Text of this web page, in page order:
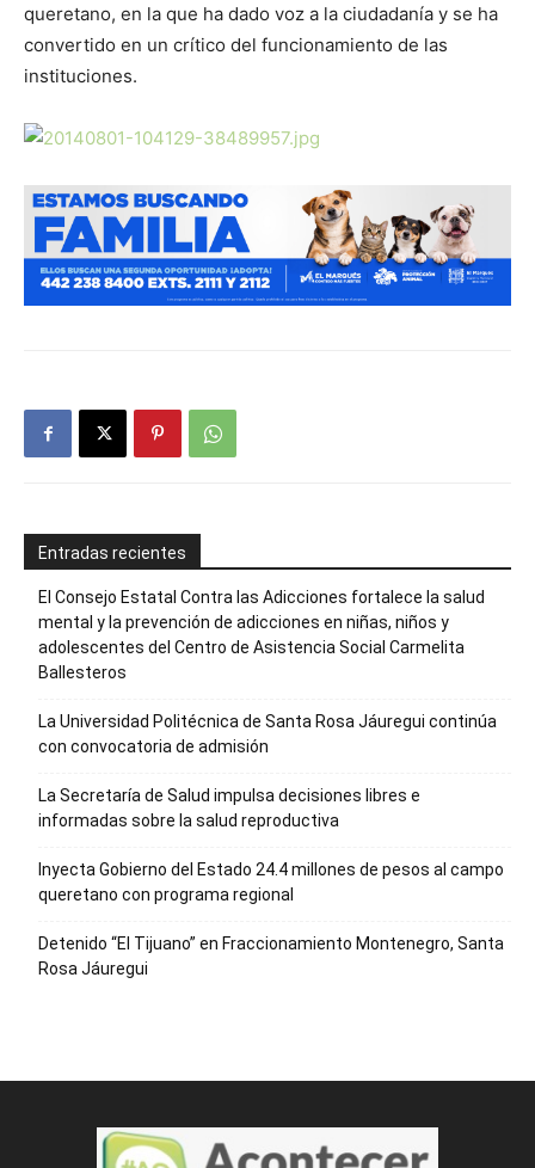
queretano, en la que ha dado voz a la ciudadanía y se ha
convertido en un crítico del funcionamiento de las
instituciones.
Entradas recientes
El Consejo Estatal Contra las Adicciones fortalece la salud
mental y la prevención de adicciones en niñas, niños y
adolescentes del Centro de Asistencia Social Carmelita
Ballesteros
La Universidad Politécnica de Santa Rosa Jáuregui continúa
con convocatoria de admisión
La Secretaría de Salud impulsa decisiones libres e
informadas sobre la salud reproductiva
Inyecta Gobierno del Estado 24.4 millones de pesos al campo
queretano con programa regional
Detenido “El Tijuano” en Fraccionamiento Montenegro, Santa
Rosa Jáuregui